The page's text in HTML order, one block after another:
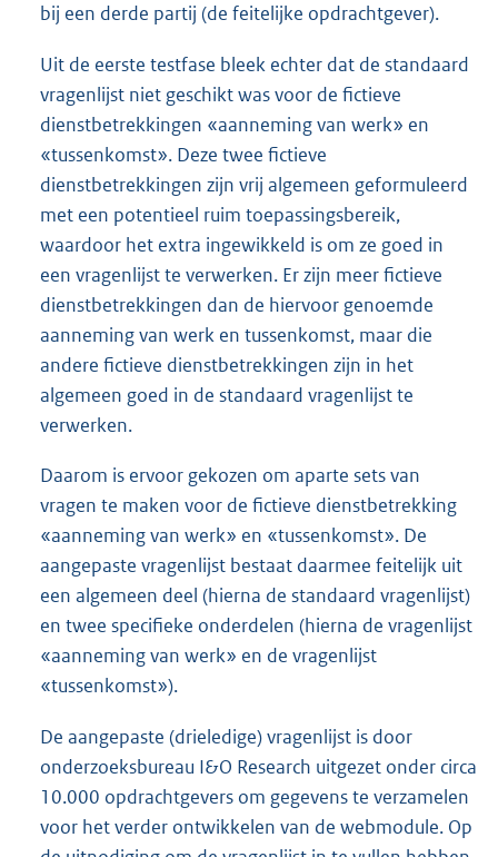
bij een derde partij (de feitelijke opdrachtgever).
Uit de eerste testfase bleek echter dat de standaard
vragenlijst niet geschikt was voor de fictieve
dienstbetrekkingen «aanneming van werk» en
«tussenkomst». Deze twee fictieve
dienstbetrekkingen zijn vrij algemeen geformuleerd
met een potentieel ruim toepassingsbereik,
waardoor het extra ingewikkeld is om ze goed in
een vragenlijst te verwerken. Er zijn meer fictieve
dienstbetrekkingen dan de hiervoor genoemde
aanneming van werk en tussenkomst, maar die
andere fictieve dienstbetrekkingen zijn in het
algemeen goed in de standaard vragenlijst te
verwerken.
Daarom is ervoor gekozen om aparte sets van
vragen te maken voor de fictieve dienstbetrekking
«aanneming van werk» en «tussenkomst». De
aangepaste vragenlijst bestaat daarmee feitelijk uit
een algemeen deel (hierna de standaard vragenlijst)
en twee specifieke onderdelen (hierna de vragenlijst
«aanneming van werk» en de vragenlijst
«tussenkomst»).
De aangepaste (drieledige) vragenlijst is door
onderzoeksbureau I&O Research uitgezet onder circa
10.000 opdrachtgevers om gegevens te verzamelen
voor het verder ontwikkelen van de webmodule. Op